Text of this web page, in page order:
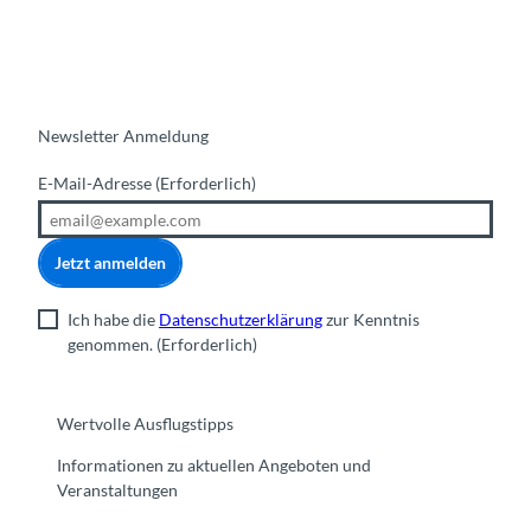
Newsletter Anmeldung
E-Mail-Adresse (Erforderlich)
Jetzt anmelden
Ich habe die Datenschutzerklärungzur Kenntnis
genommen. (Erforderlich)
Wertvolle Ausflugstipps
Informationen zu aktuellen Angeboten und
Veranstaltungen